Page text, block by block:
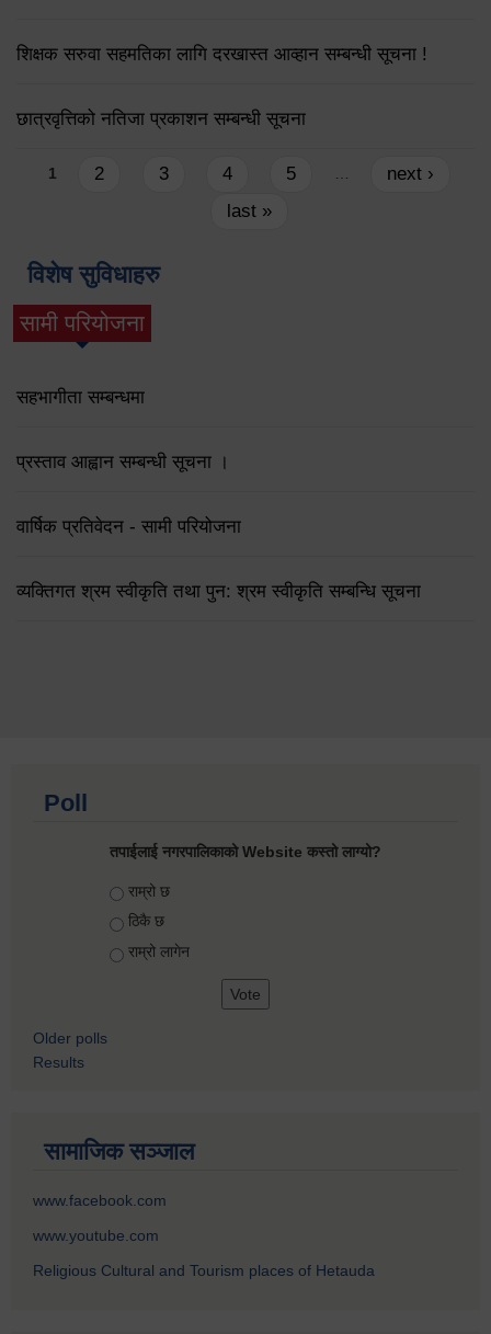
शिक्षक सरुवा सहमतिका लागि दरखास्त आव्हान सम्बन्धी सूचना !
छात्रवृत्तिको नतिजा प्रकाशन सम्बन्धी सूचना
Pages
1 2 3 4 5 …
next ›
last »
विशेष सुविधाहरु
सामी परियोजना
(active tab)
सहभागीता सम्बन्धमा
प्रस्ताव आह्वान सम्बन्धी सूचना ।
वार्षिक प्रतिवेदन - सामी परियोजना
व्यक्तिगत श्रम स्वीकृति तथा पुन: श्रम स्वीकृति सम्बन्धि सूचना
Poll
तपाईलाई नगरपालिकाको Website कस्तो लाग्यो?
Choices
राम्रो छ
ठिकै छ
राम्रो लागेन
Older polls
Results
सामाजिक सञ्जाल
www.facebook.com
www.youtube.com
Religious Cultural and Tourism places of Hetauda